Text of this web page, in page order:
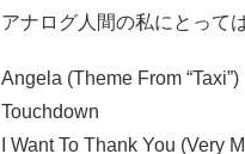
アナログ人間の私にとって
Angela (Theme From “Taxi”)
Touchdown
I Want To Thank You (Very